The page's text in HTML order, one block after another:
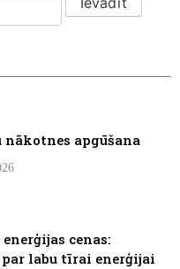
apgūšana
enerģijas cenas:
labu tīrai enerģijai